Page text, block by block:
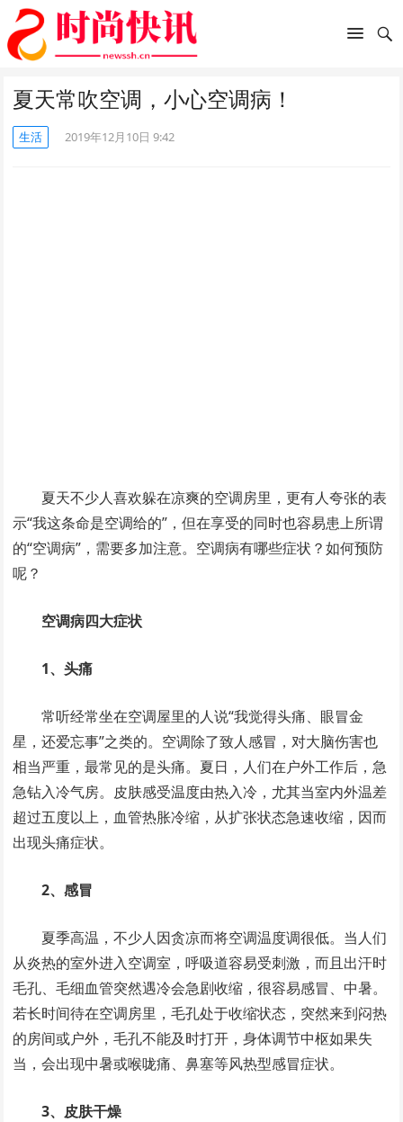
夏天常吹空调，小心空调病！
生活 2019年12月10日 9:42
夏天不少人喜欢躲在凉爽的空调房里，更有人夸张的表
示“我这条命是空调给的”，但在享受的同时也容易患上所谓
的“空调病”，需要多加注意。空调病有哪些症状？如何预防
呢？
空调病四大症状
1、头痛
常听经常坐在空调屋里的人说“我觉得头痛、眼冒金
星，还爱忘事”之类的。空调除了致人感冒，对大脑伤害也
相当严重，最常见的是头痛。夏日，人们在户外工作后，急
急钻入冷气房。皮肤感受温度由热入冷，尤其当室内外温差
超过五度以上，血管热胀冷缩，从扩张状态急速收缩，因而
出现头痛症状。
2、感冒
夏季高温，不少人因贪凉而将空调温度调很低。当人们
从炎热的室外进入空调室，呼吸道容易受刺激，而且出汗时
毛孔、毛细血管突然遇冷会急剧收缩，很容易感冒、中暑。
若长时间待在空调房里，毛孔处于收缩状态，突然来到闷热
的房间或户外，毛孔不能及时打开，身体调节中枢如果失
当，会出现中暑或喉咙痛、鼻塞等风热型感冒症状。
3、皮肤干燥